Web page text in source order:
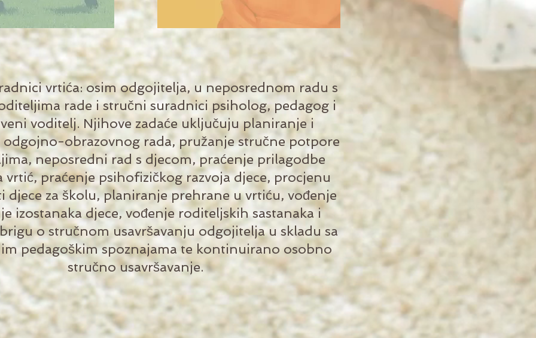
vrtića: osim odgojitelja, u neposrednom radu s
rade i stručni suradnici psiholog, pedagog i
voditelj. Njihove zadaće uključuju planiranje i
odgojno-obrazovnog rada, pružanje stručne potpore
neposredni rad s djecom, praćenje prilagodbe
vrtić, praćenje psihofizičkog razvoja djece, procjenu
djece za školu, planiranje prehrane u vrtiću, vođenje
izostanaka djece, vođenje roditeljskih sastanaka i
o stručnom usavršavanju odgojitelja u skladu sa
pedagoškim spoznajama te kontinuirano osobno
stručno usavršavanje.